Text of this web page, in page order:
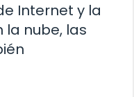
Internet y la
nube, las